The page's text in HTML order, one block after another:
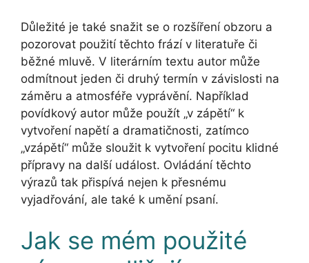
Důležité je také snažit se o rozšíření obzoru a
pozorovat použití těchto frází v literatuře či
běžné mluvě. V literárním textu autor může
odmítnout jeden či druhý termín v závislosti na
záměru a atmosféře vyprávění. Například
povídkový autor může použít „v zápětí“ k
vytvoření napětí a dramatičnosti, zatímco
„vzápětí“ může sloužit k vytvoření pocitu klidné
přípravy na další událost. Ovládání těchto
výrazů tak přispívá nejen k přesnému
vyjadřování, ale také k umění psaní.
Jak se mém použité